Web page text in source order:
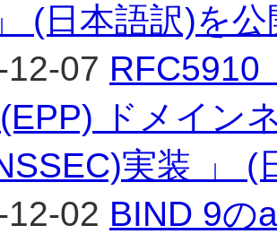
(日本語訳)を
07 RFC5910
ドメイン
実装 」 (
02 BIND 9の